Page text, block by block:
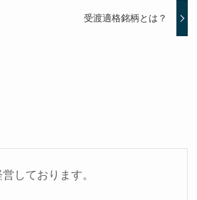
受渡適格銘柄とは？
しております。